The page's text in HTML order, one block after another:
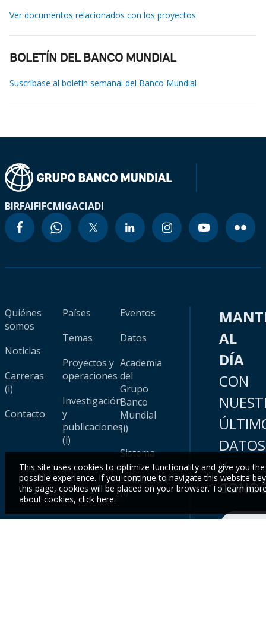
Ver documentos relacionados con los proyectos
BOLETÍN DEL BANCO MUNDIAL
Suscríbase al boletín semanal del Banco Mundial
BIRFAIFIFCMIGACIADI
Quiénes
somos
Noticias
Carreras
(i)
Contacto
Países
Temas
Proyectos y
operaciones
Investigación
y
publicaciones
(i)
Eventos
Datos
Academia
del
Grupo
Banco
Mundial
(i)
Sistema
de
calificación
(i)
AL
DÍA
CON
DATOS
Y
This site uses cookies to optimize functionality and give you
possible experience. If you continue to navigate this website
this page, cookies will be placed on your browser. To learn
about cookies, click here.